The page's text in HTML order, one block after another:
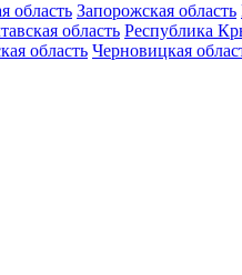
область Запорожская область
область Республика
область Черновицкая